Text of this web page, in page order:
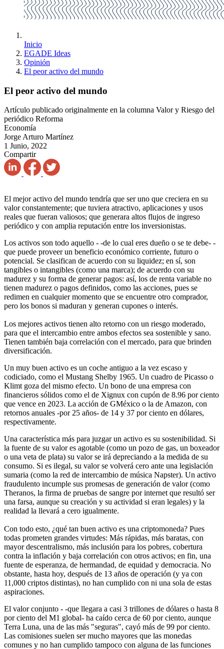
Inicio
EGADE Ideas
Opinión
El peor activo del mundo
El peor activo del mundo
Artículo publicado originalmente en la columna Valor y Riesgo del
periódico Reforma
Economía
Jorge Arturo Martínez
1 Junio, 2022
Compartir
El mejor activo del mundo tendría que ser uno que creciera en su
valor constantemente; que tuviera atractivo, aplicaciones y usos
reales que fueran valiosos; que generara altos flujos de ingreso
periódico y con amplia reputación entre los inversionistas.
Los activos son todo aquello - -de lo cual eres dueño o se te debe- -
que puede proveer un beneficio económico corriente, futuro o
potencial. Se clasifican de acuerdo con su liquidez; en sí, son
tangibles o intangibles (como una marca); de acuerdo con su
madurez y su forma de generar pagos: así, los de renta variable no
tienen madurez o pagos definidos, como las acciones, pues se
redimen en cualquier momento que se encuentre otro comprador,
pero los bonos si maduran y generan cupones o interés.
Los mejores activos tienen alto retorno con un riesgo moderado,
para que el intercambio entre ambos efectos sea sostenible y sano.
Tienen también baja correlación con el mercado, para que brinden
diversificación.
Un muy buen activo es un coche antiguo a la vez escaso y
codiciado, como el Mustang Shelby 1965. Un cuadro de Picasso o
Klimt goza del mismo efecto. Un bono de una empresa con
financieros sólidos como el de Xignux con cupón de 8.96 por ciento
que vence en 2023. La acción de GMéxico o la de Amazon, con
retornos anuales -por 25 años- de 14 y 37 por ciento en dólares,
respectivamente.
Una característica más para juzgar un activo es su sostenibilidad. Si
la fuente de su valor es agotable (como un pozo de gas, un boxeador
o una veta de plata) su valor se irá depreciando a la medida de su
consumo. Si es ilegal, su valor se volverá cero ante una legislación
sumaria (como la red de intercambio de música Napster). Un activo
fraudulento incumple sus promesas de generación de valor (como
Theranos, la firma de pruebas de sangre por internet que resultó ser
una farsa, aunque su creación y su actividad si eran legales) y la
realidad la llevará a cero igualmente.
Con todo esto, ¿qué tan buen activo es una criptomoneda? Pues
todas prometen grandes virtudes: Más rápidas, más baratas, con
mayor descentralismo, más inclusión para los pobres, cobertura
contra la inflación y baja correlación con otros activos; en fin, una
fuente de esperanza, de hermandad, de equidad y democracia. No
obstante, hasta hoy, después de 13 años de operación (y ya con
11,000 criptos distintas), no han cumplido con ni una sola de estas
aspiraciones.
El valor conjunto - -que llegara a casi 3 trillones de dólares o hasta 8
por ciento del M1 global- ha caído cerca de 60 por ciento, aunque
Terra Luna, una de las más "seguras", cayó más de 99 por ciento.
Las comisiones suelen ser mucho mayores que las monedas
comunes y no han cumplido tampoco con alguna de las funciones